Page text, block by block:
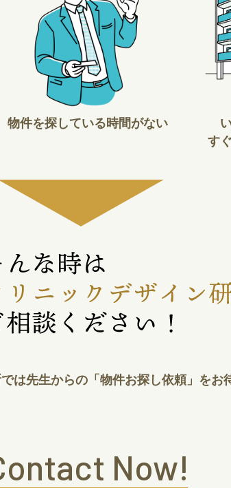
物件を探している時間がない
す
は先生からの「物件お探し依頼」をお
Now!